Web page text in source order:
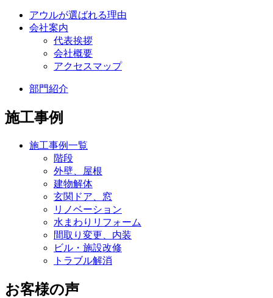
アウルが選ばれる理由
会社案内
代表挨拶
会社概要
アクセスマップ
部門紹介
施工事例
施工事例一覧
階段
外壁、屋根
建物解体
玄関ドア、窓
リノベーション
水まわりリフォーム
間取り変更、内装
ビル・施設改修
トラブル解消
お客様の声